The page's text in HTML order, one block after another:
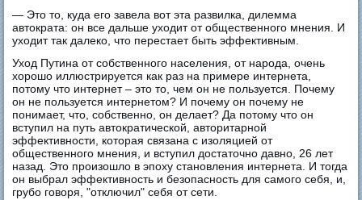
— Это то, куда его завела вот эта развилка, дилемма
автократа: он все дальше уходит от общественного мнения. И
уходит так далеко, что перестает быть эффективным.
Уход Путина от собственного населения, от народа, очень
хорошо иллюстрируется как раз на примере интернета,
потому что интернет – это то, чем он не пользуется. Почему
он не пользуется интернетом? И почему он почему не
понимает, что, собственно, он делает? Да потому что он
вступил на путь автократической, авторитарной
эффективности, которая связана с изоляцией от
общественного мнения, и вступил достаточно давно, 26 лет
назад. Это произошло в эпоху становления интернета. И тогда
он выбрал эффективность и безопасность для самого себя, и,
грубо говоря, "отключил" себя от сети.